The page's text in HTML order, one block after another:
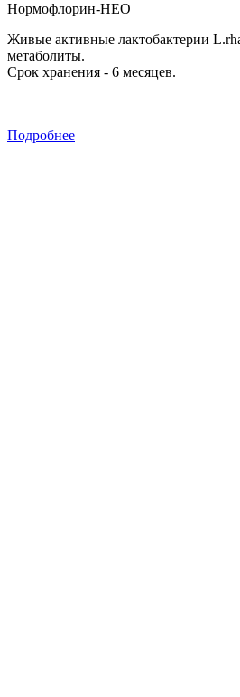
Нормофлорин-НЕО
Живые активные лактобактерии
метаболиты.
Срок хранения - 6 месяцев.
Подробнее